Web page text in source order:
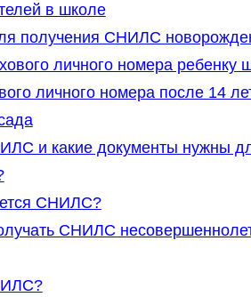
в школе
получения СНИЛС
личного номера ребенку
личного номера после 14
и какие документы нужны
СНИЛС?
СНИЛС